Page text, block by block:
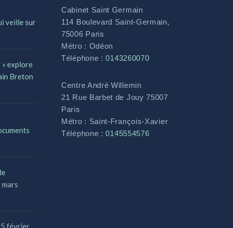
veille sur
» explore
Breton
mars
février
Cabinet Saint Germain
114 Boulevard Saint-Germain,
75006 Paris
Métro : Odéon
Téléphone :0143260070
Centre André Willemin
21 Rue Barbet de Jouy 75007
Paris
Métro : Saint-François-Xavier
Téléphone :0145554576